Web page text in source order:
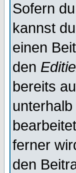
Sofern
kannst
einen
den
bereits
ferner
den